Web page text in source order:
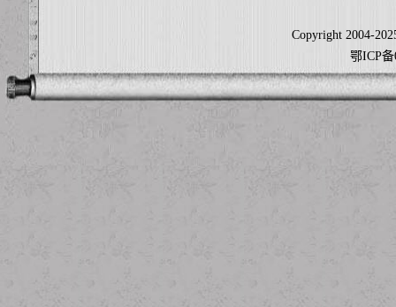
Copyright 2004-
鄂ICP备